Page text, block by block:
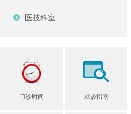
医技科室
门诊时间 就诊指南